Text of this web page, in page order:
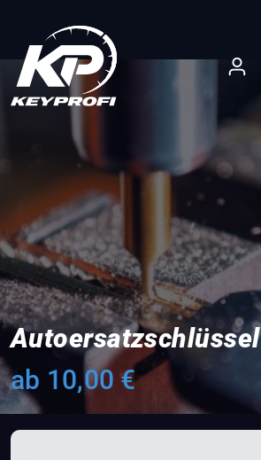
springen
Autoersatzschlüssel
ab 10,00 €